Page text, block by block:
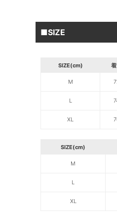
■SIZE
SIZE(cm)
M
L
XL
SIZE(cm)
M
L
XL